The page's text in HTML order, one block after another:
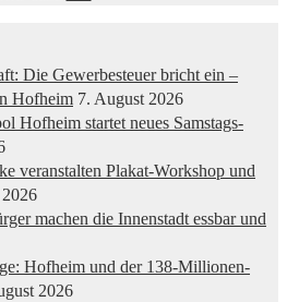
Die Gewerbesteuer bricht ein –
Hofheim 7. August 2026
Hofheim startet neues Samstags-
veranstalten Plakat-Workshop und
machen die Innenstadt essbar und
Hofheim und der 138-Millionen-
2026